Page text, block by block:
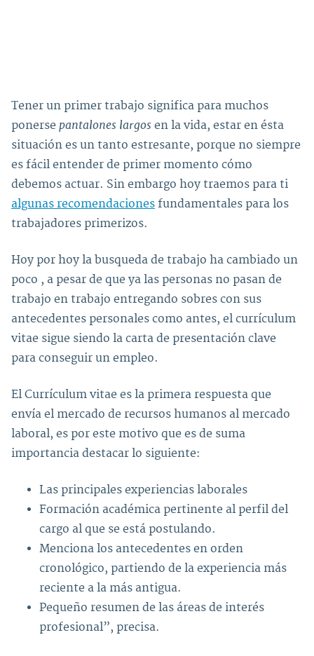
Tener un primer trabajo significa para muchos
ponerse pantalones largos en la vida, estar en ésta
situación es un tanto estresante, porque no siempre
es fácil entender de primer momento cómo
debemos actuar. Sin embargo hoy traemos para ti
algunas recomendaciones fundamentales para los
trabajadores primerizos.
Hoy por hoy la busqueda de trabajo ha cambiado un
poco , a pesar de que ya las personas no pasan de
trabajo en trabajo entregando sobres con sus
antecedentes personales como antes, el currículum
vitae sigue siendo la carta de presentación clave
para conseguir un empleo.
El Currículum vitae es la primera respuesta que
envía el mercado de recursos humanos al mercado
laboral, es por este motivo que es de suma
importancia destacar lo siguiente:
Las principales experiencias laborales
Formación académica pertinente al perfil del
cargo al que se está postulando.
Menciona los antecedentes en orden
cronológico, partiendo de la experiencia más
reciente a la más antigua.
Pequeño resumen de las áreas de interés
profesional”, precisa.